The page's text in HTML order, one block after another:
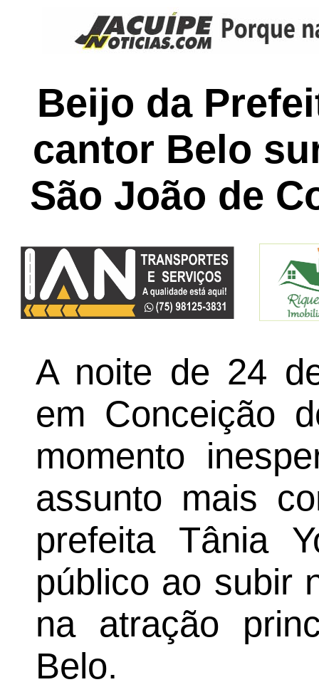
Beijo da
cantor Belo
São João de
A noite de 24
em Conceição
momento
assunto mais
prefeita Tânia
público ao subir
na atração
Belo.